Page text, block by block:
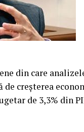
din care
creşterea
de 3,3% din